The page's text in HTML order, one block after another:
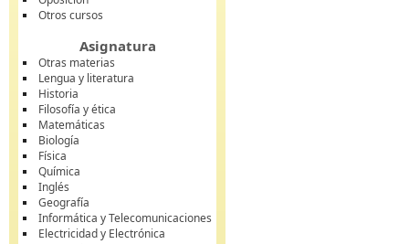
Otros cursos
Asignatura
Otras materias
Lengua y literatura
Historia
Filosofía y ética
Matemáticas
Biología
Física
Química
Inglés
Geografía
Informática y Telecomunicaciones
Electricidad y Electrónica